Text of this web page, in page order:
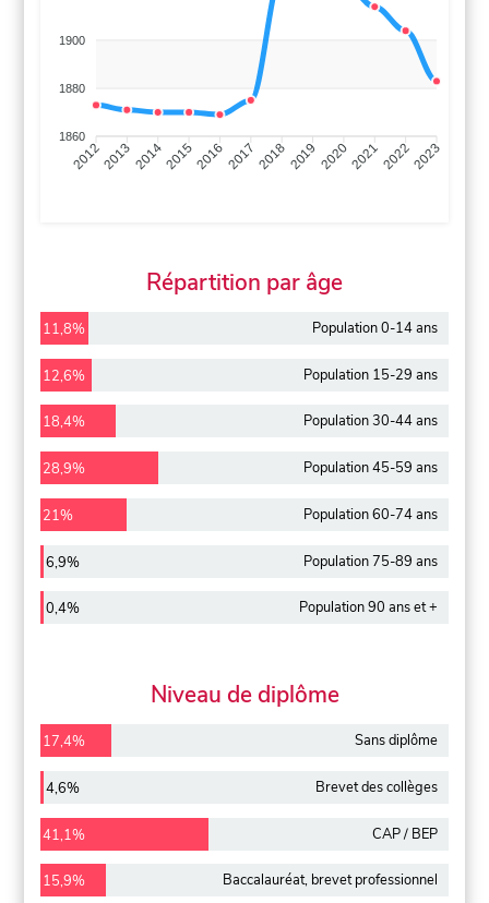
1900
1880
1860
201220132014201520162017 20182019 2020202120222023
Répartition par âge
11,8% Population 0-14 ans
12,6% Population 15-29 ans
18,4% Population 30-44 ans
28,9% Population 45-59 ans
21% Population 60-74 ans
6,9% Population 75-89 ans
0,4% Population 90 ans et +
Niveau de diplôme
17,4% Sans diplôme
4,6% Brevet des collèges
41,1% CAP / BEP
15,9% Baccalauréat, brevet professionnel